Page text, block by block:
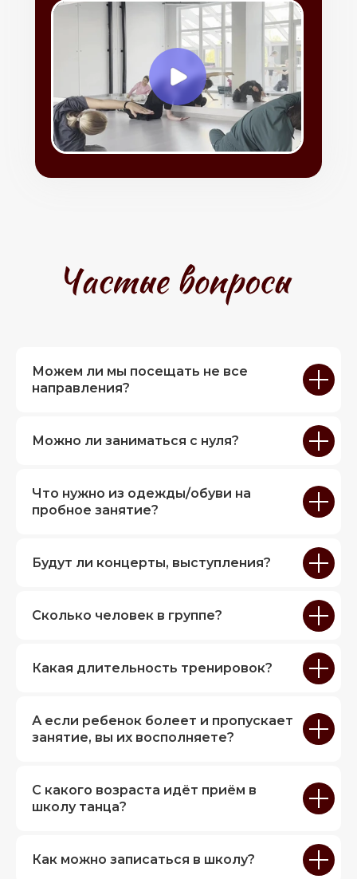
Можем ли мы посещать не все
направления?
Можно ли заниматься с нуля?
Что нужно из одежды/обуви на
пробное занятие?
Будут ли концерты, выступления?
Сколько человек в группе?
Какая длительность тренировок?
А если ребенок болеет и пропускает
занятие, вы их восполняете?
С какого возраста идёт приём в
школу танца?
Как можно записаться в школу?